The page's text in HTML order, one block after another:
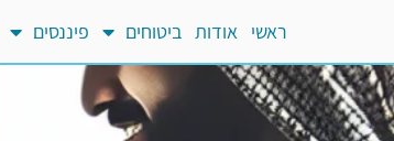
ראשי אודות ביטוחים פיננסים